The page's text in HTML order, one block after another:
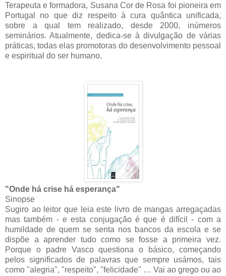
Terapeuta e formadora, Susana Cor de Rosa foi pioneira em
Portugal no que diz respeito à cura quântica unificada,
sobre a qual tem realizado, desde 2000, inúmeros
seminários. Atualmente, dedica-se à divulgação de várias
práticas, todas elas promotoras do desenvolvimento pessoal
e espiritual do ser humano.
"Onde há crise há esperança"
Sinopse
Sugiro ao leitor que leia este livro de mangas arregaçadas
mas também - e esta conjugação é que é difícil - com a
humildade de quem se senta nos bancos da escola e se
dispõe a aprender tudo como se fosse a primeira vez.
Porque o padre Vasco questiona o básico, começando
pelos significados de palavras que sempre usámos, tais
como "alegria", "respeito", "felicidade" … Vai ao grego ou ao